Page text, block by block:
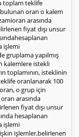
toplam teklife
oran o kalem
arasında
fiyat dışı unsur
işlemi
gruplama yapılmış
kalemlere istekli
toplamının, isteklinin
oranlanarak 100
o grup için
arasında
fiyat dışı unsur
hesaplanan
işlemi
işlemler,belirlenen